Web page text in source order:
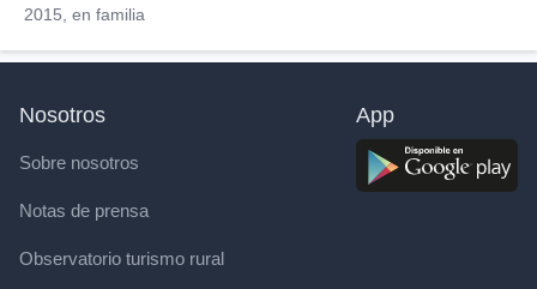
2015, en familia
Nosotros
Sobre nosotros
Notas de prensa
Observatorio turismo rural
App